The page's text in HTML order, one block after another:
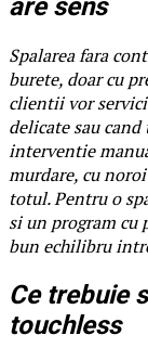
are sens
Spalarea fara
burete, doar cu
clientii vor
delicate sau
interventie
murdare, cu
totul. Pentru o
si un program cu
bun echilibru
Ce trebuie
touchless